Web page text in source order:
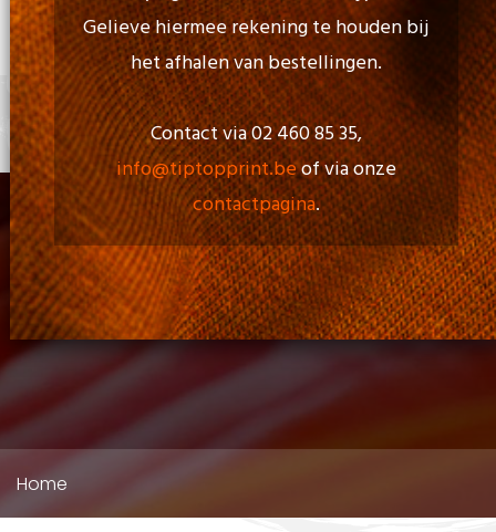
Maa - Vri: 09.00 uur to 17.00 uur
+
0 items
Gadgets En Gifts
Kruimelpad
Home
Gelieve hiermee rekening te houden bij
het afhalen van bestellingen.
Contact via 02 460 85 35,
info@tiptopprint.beof via onze
contactpagina.